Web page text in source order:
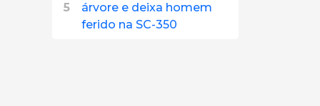
5
árvore e deixa homem
ferido na SC-350